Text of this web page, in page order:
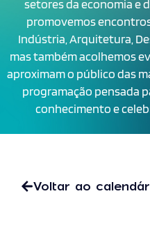
setores da economia e
promovemos
Indústria, Arquitetura,
mas também acolhemos
aproximam o público das
programação pensada
conhecimento e
Voltar ao